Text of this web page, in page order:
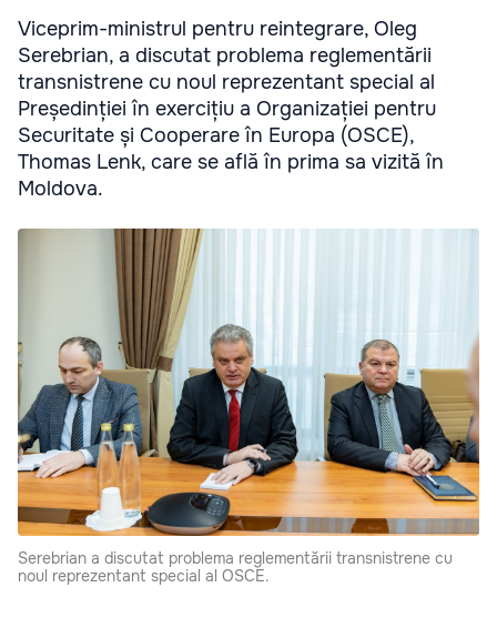
Viceprim-ministrul pentru reintegrare, Oleg
Serebrian, a discutat problema reglementării
transnistrene cu noul reprezentant special al
Președinției în exercițiu a Organizației pentru
Securitate și Cooperare în Europa (OSCE),
Thomas Lenk, care se află în prima sa vizită în
Moldova.
Serebrian a discutat problema reglementării transnistrene cu
noul reprezentant special al OSCE.